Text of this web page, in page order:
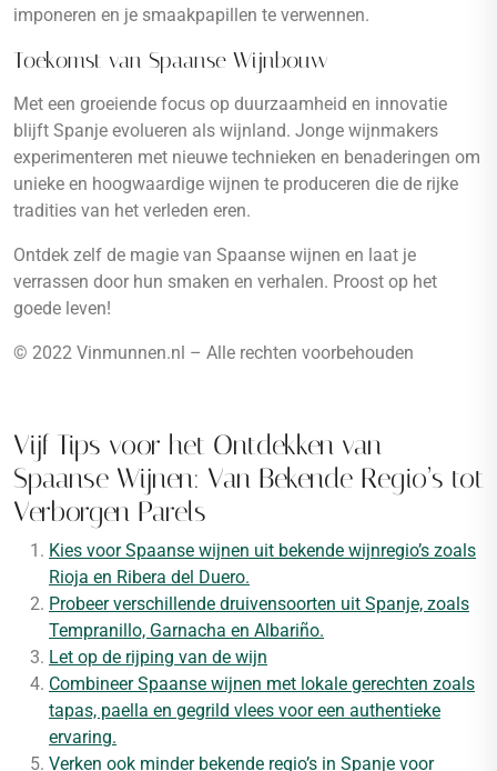
imponeren en je smaakpapillen te verwennen.
Toekomst van Spaanse Wijnbouw
Met een groeiende focus op duurzaamheid en innovatie
blijft Spanje evolueren als wijnland. Jonge wijnmakers
experimenteren met nieuwe technieken en benaderingen om
unieke en hoogwaardige wijnen te produceren die de rijke
tradities van het verleden eren.
Ontdek zelf de magie van Spaanse wijnen en laat je
verrassen door hun smaken en verhalen. Proost op het
goede leven!
© 2022 Vinmunnen.nl – Alle rechten voorbehouden
Vijf Tips voor het Ontdekken van
Spaanse Wijnen: Van Bekende Regio’s tot
Verborgen Parels
Kies voor Spaanse wijnen uit bekende wijnregio’s zoals
Rioja en Ribera del Duero.
Probeer verschillende druivensoorten uit Spanje, zoals
Tempranillo, Garnacha en Albariño.
Let op de rijping van de wijn
Combineer Spaanse wijnen met lokale gerechten zoals
tapas, paella en gegrild vlees voor een authentieke
ervaring.
Verken ook minder bekende regio’s in Spanje voor